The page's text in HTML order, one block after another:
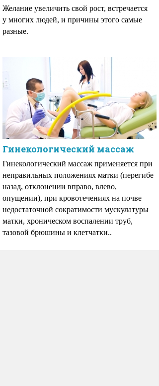
Желание увеличить свой рост, встречается
у многих людей, и причины этого самые
разные.
Гинекологический массаж
Гинекологический массаж применяется при
неправильных положениях матки (перегибе
назад, отклонении вправо, влево,
опущении), при кровотечениях на почве
недостаточной сократимости мускулатуры
матки, хроническом воспалении труб,
тазовой брюшины и клетчатки..